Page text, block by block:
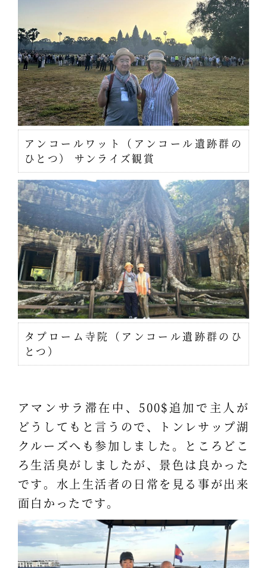
アンコールワット（アンコール遺跡群の
ひとつ） サンライズ観賞
タプローム寺院（アンコール遺跡群のひ
とつ）
アマンサラ滞在中、500$追加で主人が
どうしてもと言うので、トンレサップ湖
クルーズへも参加しました。ところどこ
ろ生活臭がしましたが、景色は良かった
です。水上生活者の日常を見る事が出来
面白かったです。